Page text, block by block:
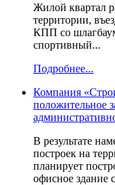
Жилой квартал
территории,
КПП со
спортивный...
Подробнее...
Компания
положительное
В результате
построек на
планирует
офисное здание